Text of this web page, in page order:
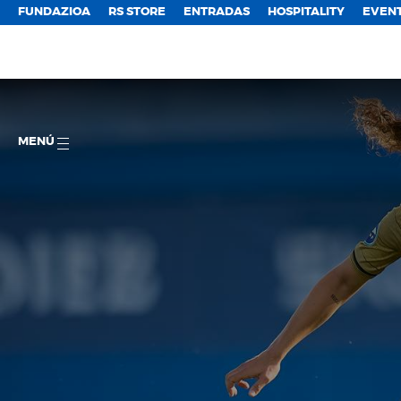
FUNDAZIOA RS STORE ENTRADAS HOSPITALITY
MENÚ